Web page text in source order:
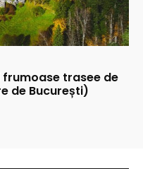
frumoase trasee de
de București)